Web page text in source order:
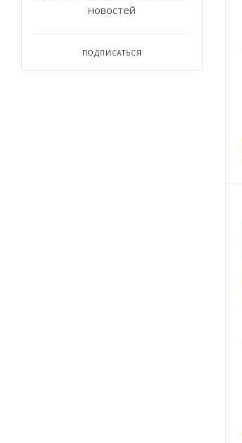
новостей
ПОДПИСАТЬСЯ